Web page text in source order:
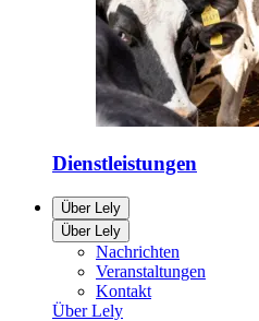
Dienstleistungen
Über Lely
Über Lely
Nachrichten
Veranstaltungen
Kontakt
Über Lely